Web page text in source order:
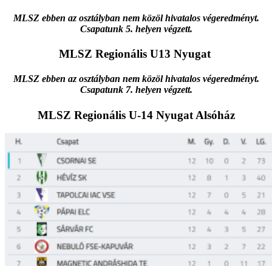
MLSZ ebben az osztályban nem közöl hivatalos végeredményt.
Csapatunk 5. helyen végzett.
MLSZ Regionális U13 Nyugat
MLSZ ebben az osztályban nem közöl hivatalos végeredményt.
Csapatunk 7. helyen végzett.
MLSZ Regionális U-14 Nyugat Alsóház